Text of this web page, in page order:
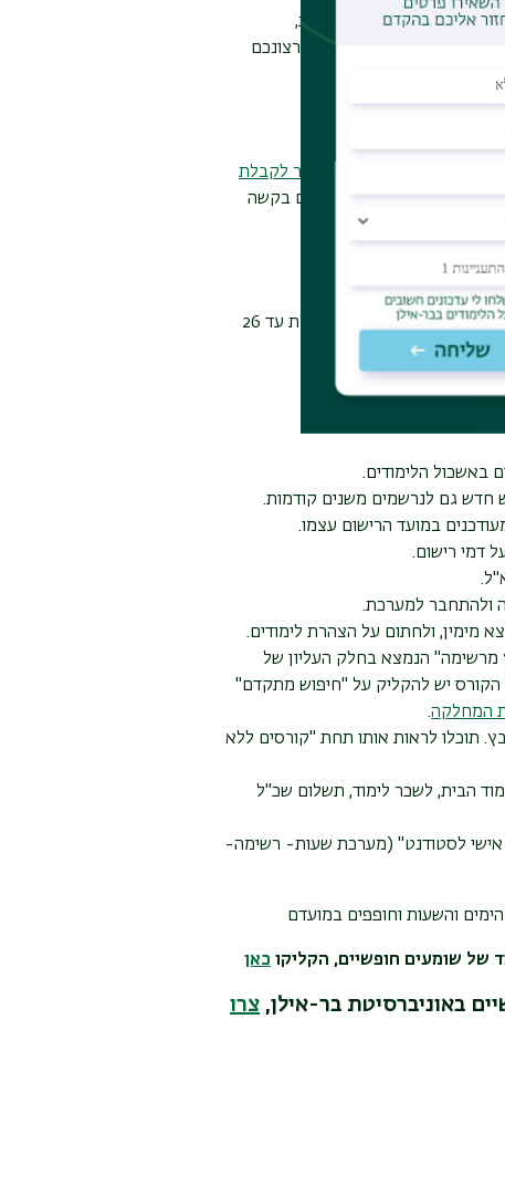
לדרישות אקדמיות. עם זאת,
כמו הספרייה, ואם ברצונכם
מן המניין
יכולים להגיש בקשה
למדור לקבלת
במקרים אלו ניתן להגיש גם בקשה
שומעים חופשיים הנרשמים לקורסים במסלולי תואר ראשון יכולים להירשם לכל היותר לתוכנית חלקית הכוללת עד 26
.
באשכול הלימודים.
גם לנרשמים משנים קודמות.
במועד הרישום עצמו.
ולהתחבר למערכת.
מימין, ולחתום על הצהרת לימודים.
מרשימה" הנמצא בחלק העליון של
הקורס יש להקליק על "חיפוש מתקדם"
המחלקה.
תוכלו לראות אותו תחת "קורסים ללא
הבית, לשכר לימוד, תשלום שכ"ל
אישי לסטודנט" (מערכת שעות- רשימה-
והשעות וחופפים במועדם
של שומעים חופשיים, הקליקו כאן
באוניברסיטת בר-אילן, צרו